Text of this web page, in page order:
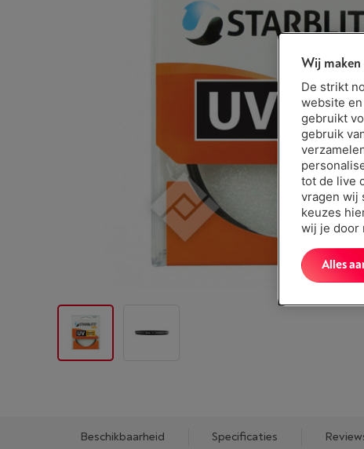
Beschikbaarheid Specificaties
Wij
De strikt
website
gebruikt
gebruik
tot de live
vragen wij
keuzes
wij je door
Alles